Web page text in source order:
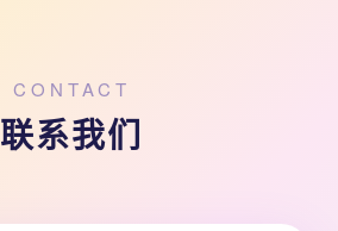
CONTACT
联系我们